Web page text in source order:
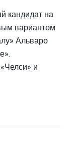
кандидат на
вариантом
Альваро
и